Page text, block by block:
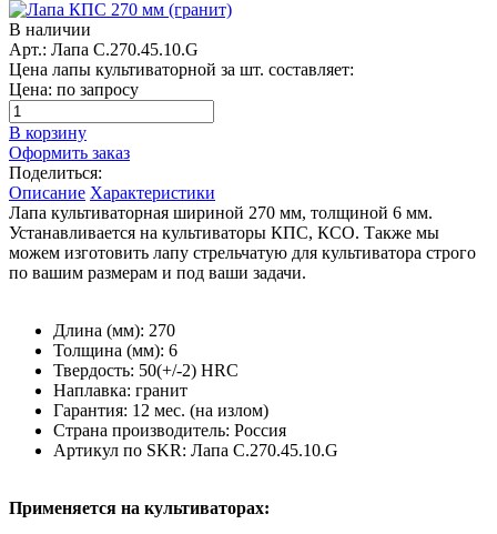
В наличии
Арт.: Лапа С.270.45.10.G
Цена лапы культиваторной за шт. составляет:
Цена: по запросу
В корзину
Оформить заказ
Поделиться:
Описание Характеристики
Лапа культиваторная шириной 270 мм, толщиной 6 мм.
Устанавливается на культиваторы КПС, КСО. Также мы
можем изготовить лапу стрельчатую для культиватора строго
по вашим размерам и под ваши задачи.
Длина (мм): 270
Толщина (мм): 6
Твердость: 50(+/-2) HRC
Наплавка: гранит
Гарантия: 12 мес. (на излом)
Страна производитель: Россия
Артикул по SKR: Лапа С.270.45.10.G
Применяется на культиваторах: